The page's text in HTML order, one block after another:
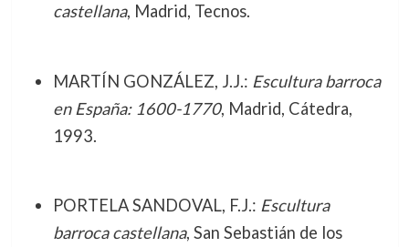
castellana, Madrid, Tecnos.
MARTÍN GONZÁLEZ, J.J.: Escultura barroca
en España: 1600-1770, Madrid, Cátedra,
1993.
PORTELA SANDOVAL, F.J.: Escultura
barroca castellana, San Sebastián de los